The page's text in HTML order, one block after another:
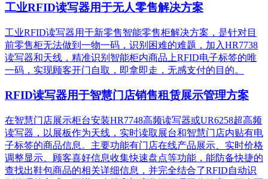
工业RFID读写器用于无人零售解决方案
工业RFID读写器用于新零售智能零售柜解决方案，是针对目
前零售柜无法做到一物一码，识别困难的难题，加入HR7738
读写器和天线，精准识别​智能柜内商品上RFID电子标签的唯
一码，实现顾客开门自取，即拿即走，无感支付的目的。
RFID读写器用于智慧门店销售租赁展示管理方案
在智慧门店展示柜台安装HR7748高频读写器或UR6258超高频
读写器，以展板作为天线，实时读取展台和智慧门店内贴有电
子标签的商品信息。主要功能有门店在线产品展示、实时价格
调整显示、顾客喜好信息收集快速盘点等功能，能防备快捷的
查找出鞋包商品的相关详细信息，并完全结合了RFID自动识